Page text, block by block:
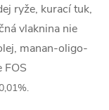
ryže, kurací tuk,
vlaknina nie
manan-oligo-
FOS